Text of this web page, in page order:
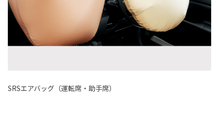
SRSエアバッグ（運転席・助手席）